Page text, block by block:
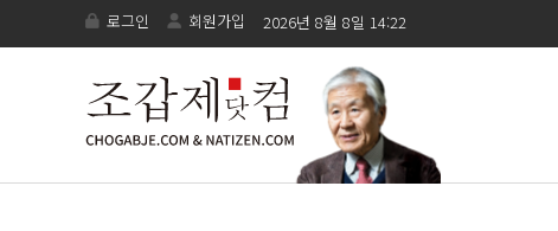
로그인 회원가입 2026년 8월 8일 14:22